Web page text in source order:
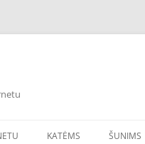
KATĖMS ŠUNIMS